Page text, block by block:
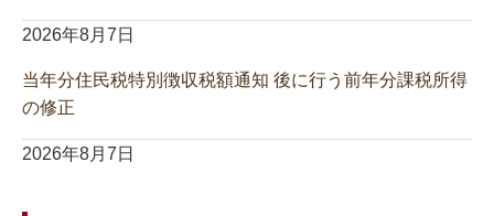
2026年8月7日
当年分住民税特別徴収税額通知 後に行う前年分課税所得
の修正
2026年8月7日